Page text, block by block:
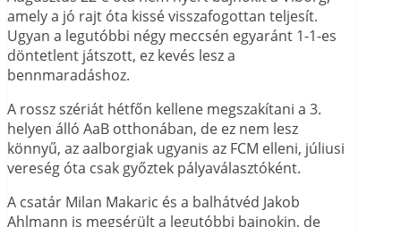
amely a jó rajt óta kissé visszafogottan teljesít.
Ugyan a legutóbbi négy meccsén egyaránt 1-1-es
döntetlent játszott, ez kevés lesz a
bennmaradáshoz.
A rossz szériát hétfőn kellene megszakítani a 3.
helyen álló AaB otthonában, de ez nem lesz
könnyű, az aalborgiak ugyanis az FCM elleni, júliusi
vereség óta csak győztek pályaválasztóként.
A csatár Milan Makaric és a balhátvéd Jakob
Ahlmann is megsérült a legutóbbi bajnokin, de